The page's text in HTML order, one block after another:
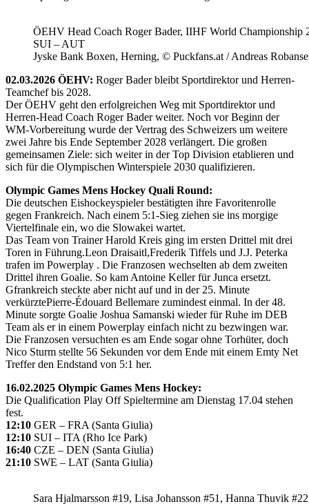
ÖEHV Head Coach Roger Bader, IIHF World Championship
SUI – AUT
Jyske Bank Boxen, Herning, © Puckfans.at / Andreas
02.03.2026 ÖEHV: Roger Bader bleibt Sportdirektor und Herren-
Teamchef bis 2028.
Der ÖEHV geht den erfolgreichen Weg mit Sportdirektor und
Herren-Head Coach Roger Bader weiter. Noch vor Beginn der
WM-Vorbereitung wurde der Vertrag des Schweizers um weitere
zwei Jahre bis Ende September 2028 verlängert. Die großen
gemeinsamen Ziele: sich weiter in der Top Division etablieren und
sich für die Olympischen Winterspiele 2030 qualifizieren.
Olympic Games Mens Hockey Quali Round:
Die deutschen Eishockeyspieler bestätigten ihre Favoritenrolle
gegen Frankreich. Nach einem 5:1-Sieg ziehen sie ins morgige
Viertelfinale ein, wo die Slowakei wartet.
Das Team von Trainer Harold Kreis ging im ersten Drittel mit drei
Toren in Führung.Leon Draisaitl,Frederik Tiffels und J.J. Peterka
trafen im Powerplay . Die Franzosen wechselten ab dem zweiten
Drittel ihren Goalie. So kam Antoine Keller für Junca ersetzt.
Gfrankreich steckte aber nicht auf und in der 25. Minute
verkürztePierre-Édouard Bellemare zumindest einmal. In der 48.
Minute sorgte Goalie Joshua Samanski wieder für Ruhe im DEB
Team als er in einem Powerplay einfach nicht zu bezwingen war.
Die Franzosen versuchten es am Ende sogar ohne Torhüter, doch
Nico Sturm stellte 56 Sekunden vor dem Ende mit einem Emty Net
Treffer den Endstand von 5:1 her.
16.02.2025 Olympic Games Mens Hockey:
Die Qualification Play Off Spieltermine am Dienstag 17.04 stehen
fest.
12:10 GER – FRA (Santa Giulia)
12:10 SUI – ITA (Rho Ice Park)
16:40 CZE – DEN (Santa Giulia)
21:10 SWE – LAT (Santa Giulia)
Sara Hjalmarsson #19, Lisa Johansson #51, Hanna Thuvik